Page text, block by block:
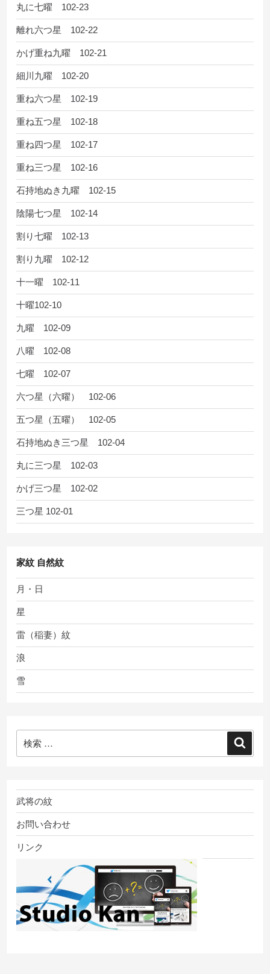
丸に七曜 102-23
離れ六つ星 102-22
かげ重ね九曜 102-21
細川九曜 102-20
重ね六つ星 102-19
重ね五つ星 102-18
重ね四つ星 102-17
重ね三つ星 102-16
石持地ぬき九曜 102-15
陰陽七つ星 102-14
割り七曜 102-13
割り九曜 102-12
十一曜 102-11
十曜102-10
九曜 102-09
八曜 102-08
七曜 102-07
六つ星（六曜） 102-06
五つ星（五曜） 102-05
石持地ぬき三つ星 102-04
丸に三つ星 102-03
かげ三つ星 102-02
三つ星 102-01
家紋 自然紋
月・日
星
雷（稲妻）紋
浪
雪
索:
索
武将の紋
お問い合わせ
リンク